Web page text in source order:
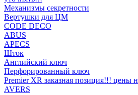
Механизмы секретности
Вертушки для ЦМ
CODE DECO
ABUS
APECS
Шток
Английский ключ
Перфорированный ключ
Premier XR заказная позиция!!! цены
AVERS